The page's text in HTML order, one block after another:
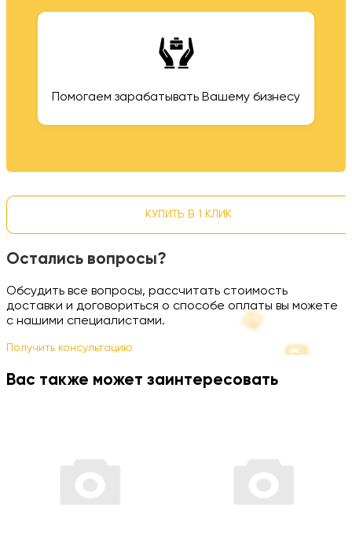
Помогаем зарабатывать Вашему бизнесу
КУПИТЬ В 1 КЛИК
Остались вопросы?
Обсудить все вопросы, рассчитать стоимость
доставки и договориться о способе оплаты вы можете
с нашими специалистами.
Получить консультацию
Вас также может заинтересовать